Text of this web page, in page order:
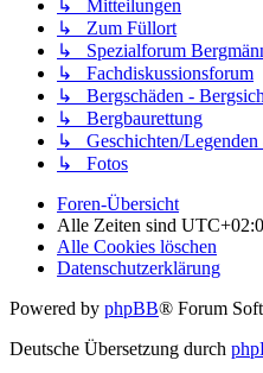
↳ Mitteilungen
↳ Zum Füllort
↳ Spezialforum
↳ Fachdiskussionsforum
↳ Bergschäden -
↳ Bergbaurettung
↳ Geschichten/Legenden
↳ Fotos
Foren-Übersicht
Alle Zeiten sind
Alle Cookies löschen
Datenschutzerklärung
Powered by phpBB® Forum
Deutsche Übersetzung durch